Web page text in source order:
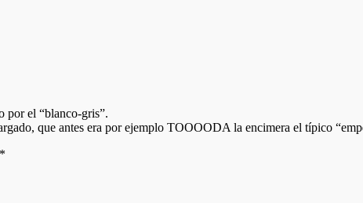
por el “blanco-gris”.
que antes era por ejemplo TOOOODA la encimera el típico